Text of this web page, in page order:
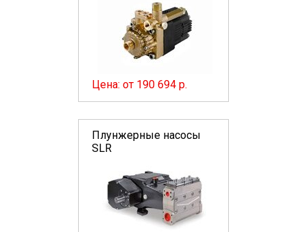
Цена: от 190 694 р.
Плунжерные насосы
SLR